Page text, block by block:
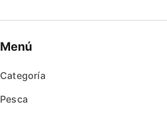
Menú
Categoría
Pesca